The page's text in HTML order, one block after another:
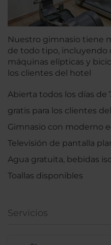
Nuestro gimnasio tiene
de todo tipo, incluyendo
máquinas elípticas y
los clientes del hotel
Abierta todos los días de
gratis para los clientes
Gimnasio con moderno
Televisión de pantalla
Agua gratuita, bebidas
Toallas disponibles
Servicios